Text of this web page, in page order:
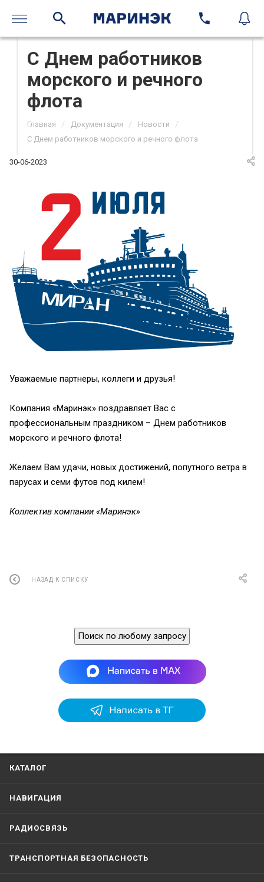
С Днем работников
морского и речного
флота
Главная / Документация / Новости /
С Днем работников морского и речного флота
30-06-2023
Уважаемые партнеры, коллеги и друзья!
Компания «Маринэк» поздравляет Вас с
профессиональным праздником – Днем работников
морского и речного флота!
Желаем Вам удачи, новых достижений, попутного ветра в
парусах и семи футов под килем!
Коллектив компании «Маринэк»
НАЗАД К СПИСКУ
Поиск по любому запросу
КАТАЛОГ
НАВИГАЦИЯ
РАДИОСВЯЗЬ
ТРАНСПОРТНАЯ БЕЗОПАСНОСТЬ